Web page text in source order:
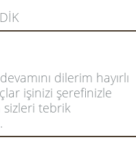
dilerim hayırlı
işinizi şerefinizle
sizleri tebrik